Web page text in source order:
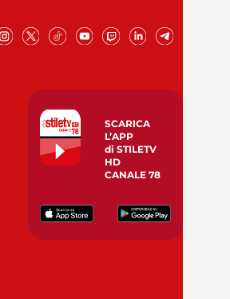
SCARICA
L’APP
di STILETV
HD
CANALE 78